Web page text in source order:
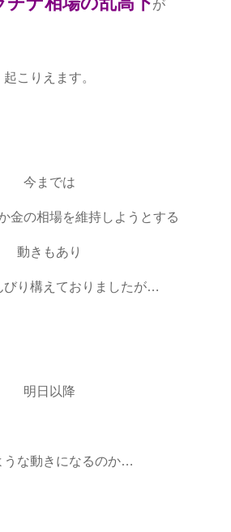
が
起こりえます。
今までは
金の相場を維持しようとする
動きもあり
びり構えておりましたが…
明日以降
うな動きになるのか…